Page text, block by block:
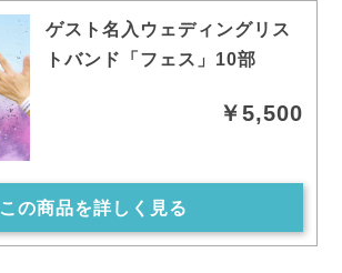
ゲスト名入ウェディングリス
トバンド「フェス」10部
￥5,500
この商品を詳しく見る